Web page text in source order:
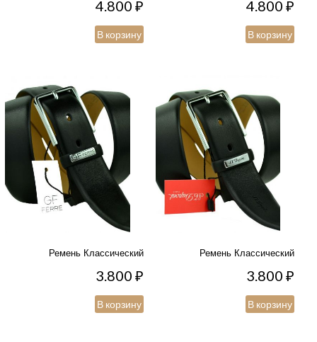
4.800₽
В корзину
4.800₽
В корзину
Ремень Классический
3.800₽
В корзину
Ремень Классический
3.800₽
В корзину